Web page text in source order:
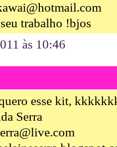
trabalho !bjos
às 10:46
esse kit,
Serra